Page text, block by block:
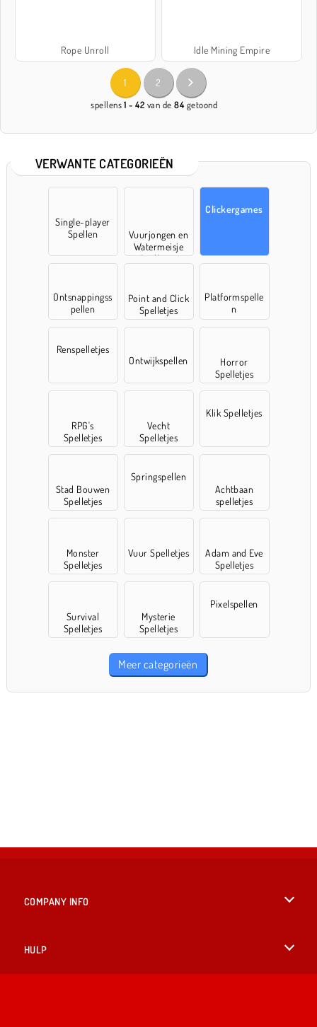
Rope Unroll Idle Mining Empire
1 2
spellens1 - 42 van de84 getoond
VERWANTE CATEGORIEËN
Single-player
Spellen
Vuurjongen en
Watermeisje
Spelletjes
Clickergames
Ontsnappingss
pellen
Point and Click
Spelletjes
Platformspelle
n
Renspelletjes
Ontwijkspellen
Horror
Spelletjes
RPG's
Spelletjes
Vecht
Spelletjes
Klik Spelletjes
Stad Bouwen
Spelletjes
Springspellen
Achtbaan
spelletjes
Monster
Spelletjes
Vuur Spelletjes
Adam and Eve
Spelletjes
Survival
Spelletjes
Mysterie
Spelletjes
Pixelspellen
Meer categorieën
COMPANY INFO
HULP